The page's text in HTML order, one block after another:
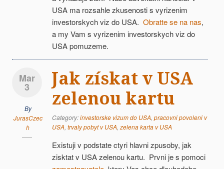
USA ma rozsahle zkusenosti s vyrizenim
investorskych viz do USA. Obratte se na nas,
a my Vam s vyrizenim investorskych viz do
USA pomuzeme.
Mar
3
By
JurasCzec
h
Jak získat v USA
zelenou kartu
Category:investorske vizum do USA, pracovni povoleni v
USA, trvaly pobyt v USA, zelena karta v USA
Existuji v podstate ctyri hlavni zpusoby, jak
zisktat v USA zelenou kartu. Prvni je s pomoci